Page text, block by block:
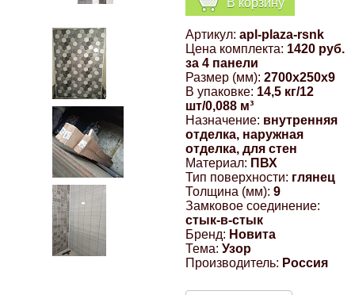
Артикул: apl-plaza-rsnk
Цена комплекта: 1420 руб.
за 4 панели
Размер (мм): 2700x250x9
В упаковке: 14,5 кг/12
шт/0,088 м³
Назначение: внутренняя
отделка, наружная
отделка, для стен
Материал: ПВХ
Тип поверхности: глянец
Толщина (мм): 9
Замковое соединение:
стык-в-стык
Бренд: Новита
Тема: Узор
Производитель: Россия
Компрессионные фитинги Poliext
Hyundai
Флуоресцентные краски
Шпатлевки, штукатурки
Эмали универсальные акриловые
Грунтовки, защитные лаки
Магнитные панели на холодильник